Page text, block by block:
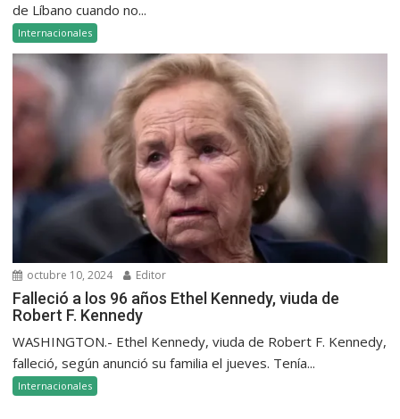
de Líbano cuando no...
Internacionales
octubre 10, 2024 Editor
Falleció a los 96 años Ethel Kennedy, viuda de
Robert F. Kennedy
WASHINGTON.- Ethel Kennedy, viuda de Robert F. Kennedy,
falleció, según anunció su familia el jueves. Tenía...
Internacionales